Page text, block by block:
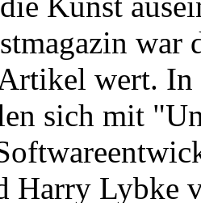
war
wert. In
sich mit
Harry Lybke